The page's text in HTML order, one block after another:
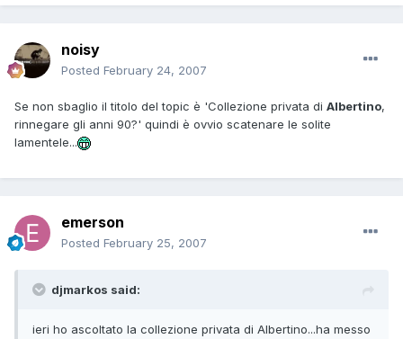
noisy
Posted February 24, 2007
Se non sbaglio il titolo del topic è 'Collezione privata di Albertino,
rinnegare gli anni 90?' quindi è ovvio scatenare le solite
lamentele...
emerson
Posted February 25, 2007
djmarkos said:
ieri ho ascoltato la collezione privata di Albertino...ha messo